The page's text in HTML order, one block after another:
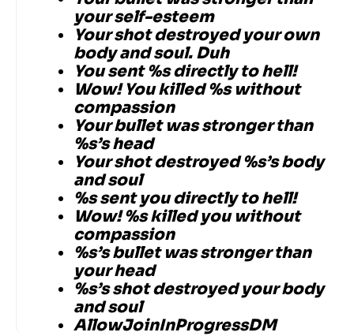
your self-esteem
Your shot destroyed your own
body and soul. Duh
You sent %s directly to hell!
Wow! You killed %s without
compassion
Your bullet was stronger than
%s’s head
Your shot destroyed %s’s body
and soul
%s sent you directly to hell!
Wow! %s killed you without
compassion
%s’s bullet was stronger than
your head
%s’s shot destroyed your body
and soul
AllowJoinInProgressDM